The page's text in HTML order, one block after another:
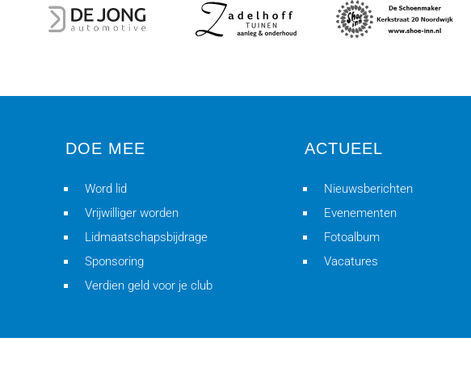
DOE MEE
Word lid
Vrijwilliger worden
Lidmaatschapsbijdrage
Sponsoring
Verdien geld voor je club
ACTUEEL
Nieuwsberichten
Evenementen
Fotoalbum
Vacatures